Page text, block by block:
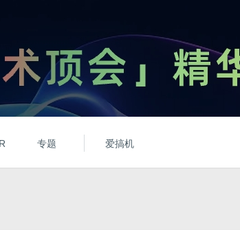
专题 爱搞机